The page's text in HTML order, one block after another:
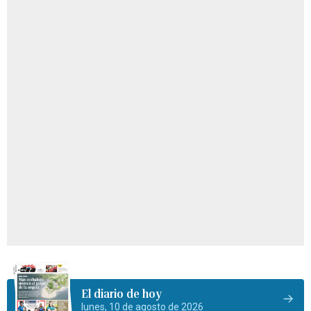
El diario de hoy
lunes, 10 de agosto de 2026